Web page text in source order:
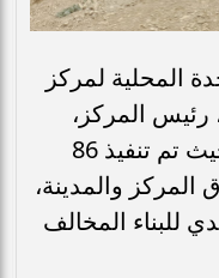
المحلية لمركز
رئيس المركز،
تنفيذ حملاتها لإزالة التعديات حيث تم تنفيذ 86
والمدينة،
للبناء المخالف